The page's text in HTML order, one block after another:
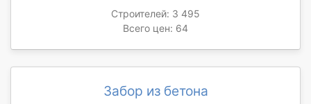
Строителей: 3 495
Всего цен: 64
Забор из бетона